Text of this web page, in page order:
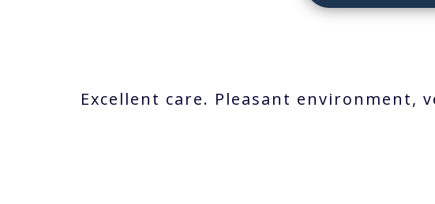
Excellent care. Pleasant environment,